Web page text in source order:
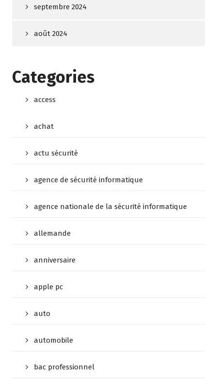
septembre 2024
août 2024
Categories
access
achat
actu sécurité
agence de sécurité informatique
agence nationale de la sécurité informatique
allemande
anniversaire
apple pc
auto
automobile
bac professionnel